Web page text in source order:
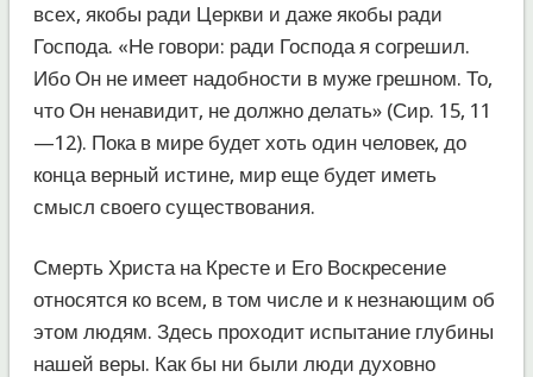
всех, якобы ради Церкви и даже якобы ради
Господа. «Не говори: ради Господа я согрешил.
Ибо Он не имеет надобности в муже грешном. То,
что Он ненавидит, не должно делать» (Сир. 15, 11
—12). Пока в мире будет хоть один человек, до
конца верный истине, мир еще будет иметь
смысл своего существования.
Смерть Христа на Кресте и Его Воскресение
относятся ко всем, в том числе и к незнающим об
этом людям. Здесь проходит испытание глубины
нашей веры. Как бы ни были люди духовно